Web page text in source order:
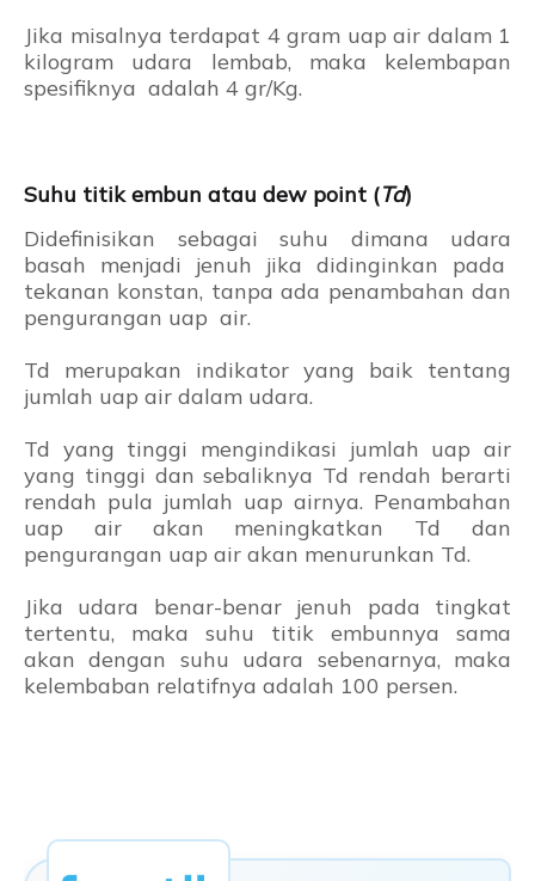
Jika misalnya terdapat 4 gram uap air dalam 1
kilogram udara lembab, maka kelembapan
spesifiknya adalah 4 gr/Kg.
Suhu titik embun atau dew point (Td)
Didefinisikan sebagai suhu dimana udara
basah menjadi jenuh jika didinginkan pada
tekanan konstan, tanpa ada penambahan dan
pengurangan uap air.
Td merupakan indikator yang baik tentang
jumlah uap air dalam udara.
Td yang tinggi mengindikasi jumlah uap air
yang tinggi dan sebaliknya Td rendah berarti
rendah pula jumlah uap airnya. Penambahan
uap air akan meningkatkan Td dan
pengurangan uap air akan menurunkan Td.
Jika udara benar-benar jenuh pada tingkat
tertentu, maka suhu titik embunnya sama
akan dengan suhu udara sebenarnya, maka
kelembaban relatifnya adalah 100 persen.